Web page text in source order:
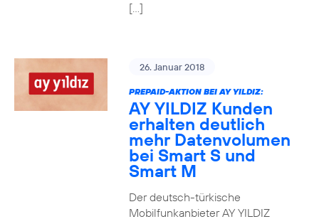
[…]
26. Januar 2018
PREPAID-AKTION BEI AY YILDIZ:
AY YILDIZ Kunden
erhalten deutlich
mehr Datenvolumen
bei Smart S und
Smart M
Der deutsch-türkische
Mobilfunkanbieter AY YILDIZ